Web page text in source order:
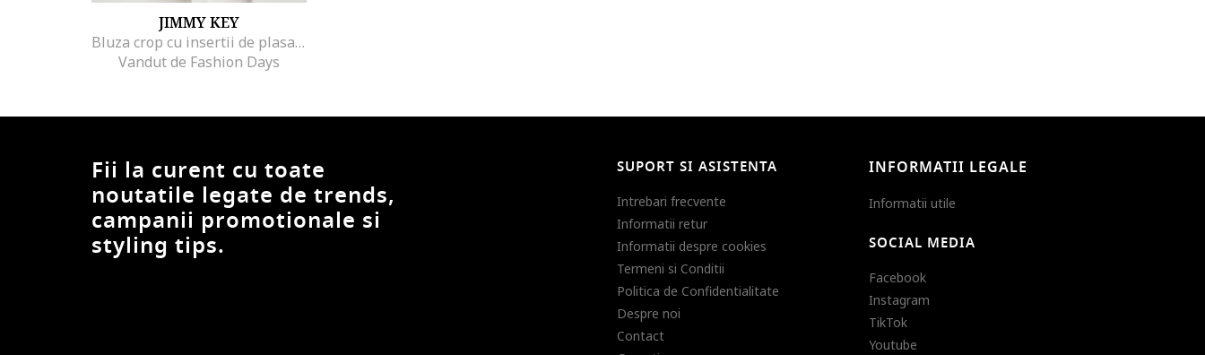
JIMMY KEY
Bluza crop cu insertii de plasa, Negru
Vandut de Fashion Days
Fii la curent cu toate
noutatile legate de trends,
campanii promotionale si
styling tips.
SUPORT SI ASISTENTA
Intrebari frecvente
Informatii retur
Informatii despre cookies
Termeni si Conditii
Politica de Confidentialitate
Despre noi
Contact
INFORMATII LEGALE
Informatii utile
SOCIAL MEDIA
Facebook
Instagram
TikTok
Youtube